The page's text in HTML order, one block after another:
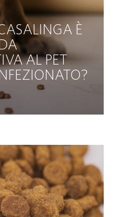
È
AL PET